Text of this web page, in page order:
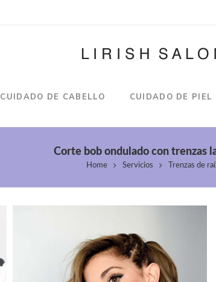
CUIDADO DE CABELLO CUIDADO DE PIEL
Corte bob ondulado con trenzas
Home Servicios Trenzas de